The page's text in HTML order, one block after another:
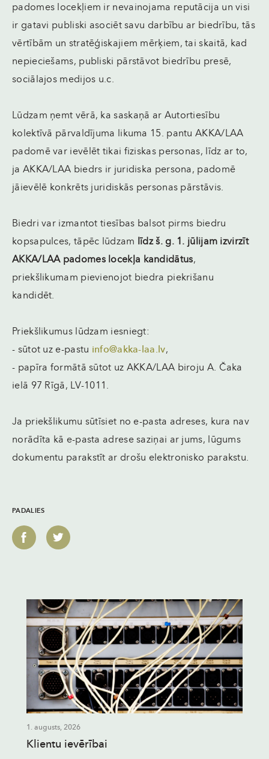
padomes locekļiem ir nevainojama reputācija un visi
ir gatavi publiski asociēt savu darbību ar biedrību, tās
vērtībām un stratēģiskajiem mērķiem, tai skaitā, kad
nepieciešams, publiski pārstāvot biedrību presē,
sociālajos medijos u.c.
Lūdzam ņemt vērā, ka saskaņā ar Autortiesību
kolektīvā pārvaldījuma likuma 15. pantu AKKA/LAA
padomē var ievēlēt tikai fiziskas personas, līdz ar to,
ja AKKA/LAA biedrs ir juridiska persona, padomē
jāievēlē konkrēts juridiskās personas pārstāvis.
Biedri var izmantot tiesības balsot pirms biedru
kopsapulces, tāpēc lūdzam līdz š. g. 1. jūlijam izvirzīt
AKKA/LAA padomes locekļa kandidātus,
priekšlikumam pievienojot biedra piekrišanu
kandidēt.
Priekšlikumus lūdzam iesniegt:
- sūtot uz e-pastu info@akka-laa.lv,
- papīra formātā sūtot uz AKKA/LAA biroju A. Čaka
ielā 97 Rīgā, LV-1011.
Ja priekšlikumu sūtīsiet no e-pasta adreses, kura nav
norādīta kā e-pasta adrese saziņai ar jums, lūgums
dokumentu parakstīt ar drošu elektronisko parakstu.
PADALIES
1. augusts, 2026
Klientu ievērībai